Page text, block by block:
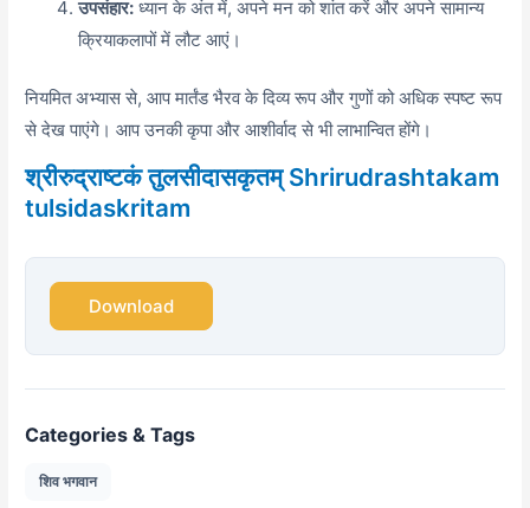
उपसंहार: ध्यान के अंत में, अपने मन को शांत करें और अपने सामान्य
क्रियाकलापों में लौट आएं।
नियमित अभ्यास से, आप मार्तंड भैरव के दिव्य रूप और गुणों को अधिक स्पष्ट रूप
से देख पाएंगे। आप उनकी कृपा और आशीर्वाद से भी लाभान्वित होंगे।
श्रीरुद्राष्टकं तुलसीदासकृतम् Shrirudrashtakam
tulsidaskritam
Download
Categories & Tags
शिव भगवान